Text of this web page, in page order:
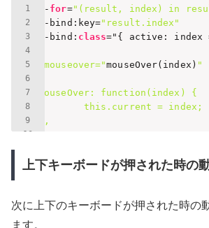
v- for="(result, index) in
v-bind:key="result.index"
v-bind: class=" { active: index
@mouseover="mouseOver(index) "
mouseOver: function(index) {
        this.current = index;
},
上下キーボードが押された時の
次に上下のキーボードが押された時の
ます。